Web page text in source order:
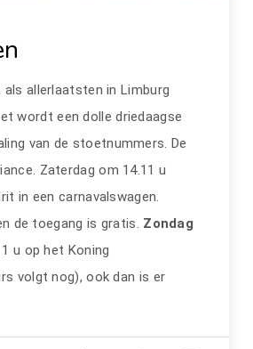
als allerlaatsten in Limburg
wordt een dolle driedaagse
van de stoetnummers. De
Zaterdag om 14.11 u
in een carnavalswagen.
de toegang is gratis. Zondag
u op het Koning
volgt nog), ook dan is er